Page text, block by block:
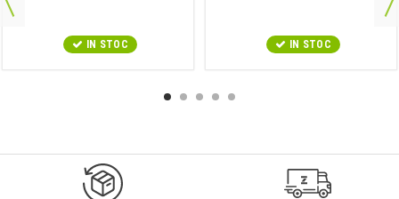
IN STOC IN STOC